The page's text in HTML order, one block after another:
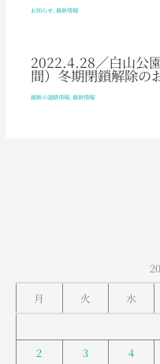
お知らせ, 最新情報
2022.4.28／白山公
間）冬期閉鎖解除の
最新の道路情報, 最新情報
月
火 水
2
3 4